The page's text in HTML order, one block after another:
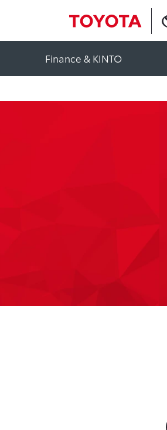
Finance & KINTO